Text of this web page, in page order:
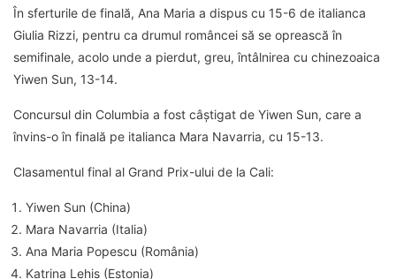
În sferturile de finală, Ana Maria a dispus cu 15-6 de italianca
Giulia Rizzi, pentru ca drumul româncei să se oprească în
semifinale, acolo unde a pierdut, greu, întâlnirea cu chinezoaica
Yiwen Sun, 13-14.
Concursul din Columbia a fost câștigat de Yiwen Sun, care a
învins-o în finală pe italianca Mara Navarria, cu 15-13.
Clasamentul final al Grand Prix-ului de la Cali:
Yiwen Sun (China)
Mara Navarria (Italia)
Ana Maria Popescu (România)
Katrina Lehis (Estonia)